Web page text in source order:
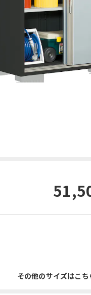
その他のサイズはこち